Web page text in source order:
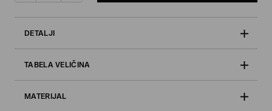
DETALJI
TABELA VELIČINA
MATERIJAL